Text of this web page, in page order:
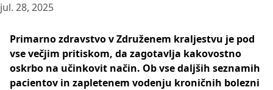
jul. 28, 2025
Primarno zdravstvo v Združenem kraljestvu je pod
vse večjim pritiskom, da zagotavlja kakovostno
oskrbo na učinkovit način. Ob vse daljših seznamih
pacientov in zapletenem vodenju kroničnih bolezni